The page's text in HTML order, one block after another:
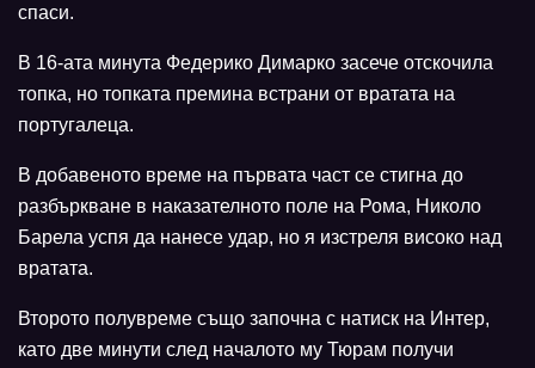
спаси.
В 16-ата минута Федерико Димарко засече отскочила
топка, но топката премина встрани от вратата на
португалеца.
В добавеното време на първата част се стигна до
разбъркване в наказателното поле на Рома, Николо
Барела успя да нанесе удар, но я изстреля високо над
вратата.
Второто полувреме също започна с натиск на Интер,
като две минути след началото му Тюрам получи